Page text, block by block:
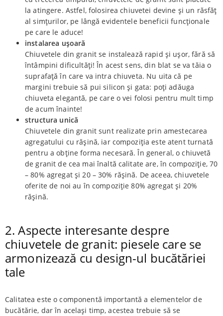
la atingere. Astfel, folosirea chiuvetei devine și un răsfăț
al simțurilor, pe lângă evidentele beneficii funcționale
pe care le aduce!
instalarea ușoară
Chiuvetele din granit se instalează rapid și ușor, fără să
întâmpini dificultăți! În acest sens, din blat se va tăia o
suprafață în care va intra chiuveta. Nu uita că pe
margini trebuie să pui silicon și gata: poți adăuga
chiuveta elegantă, pe care o vei folosi pentru mult timp
de acum înainte!
structura unică
Chiuvetele din granit sunt realizate prin amestecarea
agregatului cu rășină, iar compoziția este atent turnată
pentru a obține forma necesară. În general, o chiuvetă
de granit de cea mai înaltă calitate are, în compoziție, 70
– 80% agregat și 20 – 30% rășină. De aceea, chiuvetele
oferite de noi au în compoziție 80% agregat și 20%
rășină.
2. Aspecte interesante despre
chiuvetele de granit: piesele care se
armonizează cu design-ul bucătăriei
tale
Calitatea este o componentă importantă a elementelor de
bucătărie, dar în același timp, acestea trebuie să se